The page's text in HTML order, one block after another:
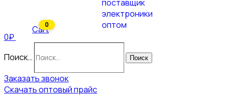
0₽
0
Cart
Поиск… Поиск
Заказать звонок
Скачать оптовый прайс